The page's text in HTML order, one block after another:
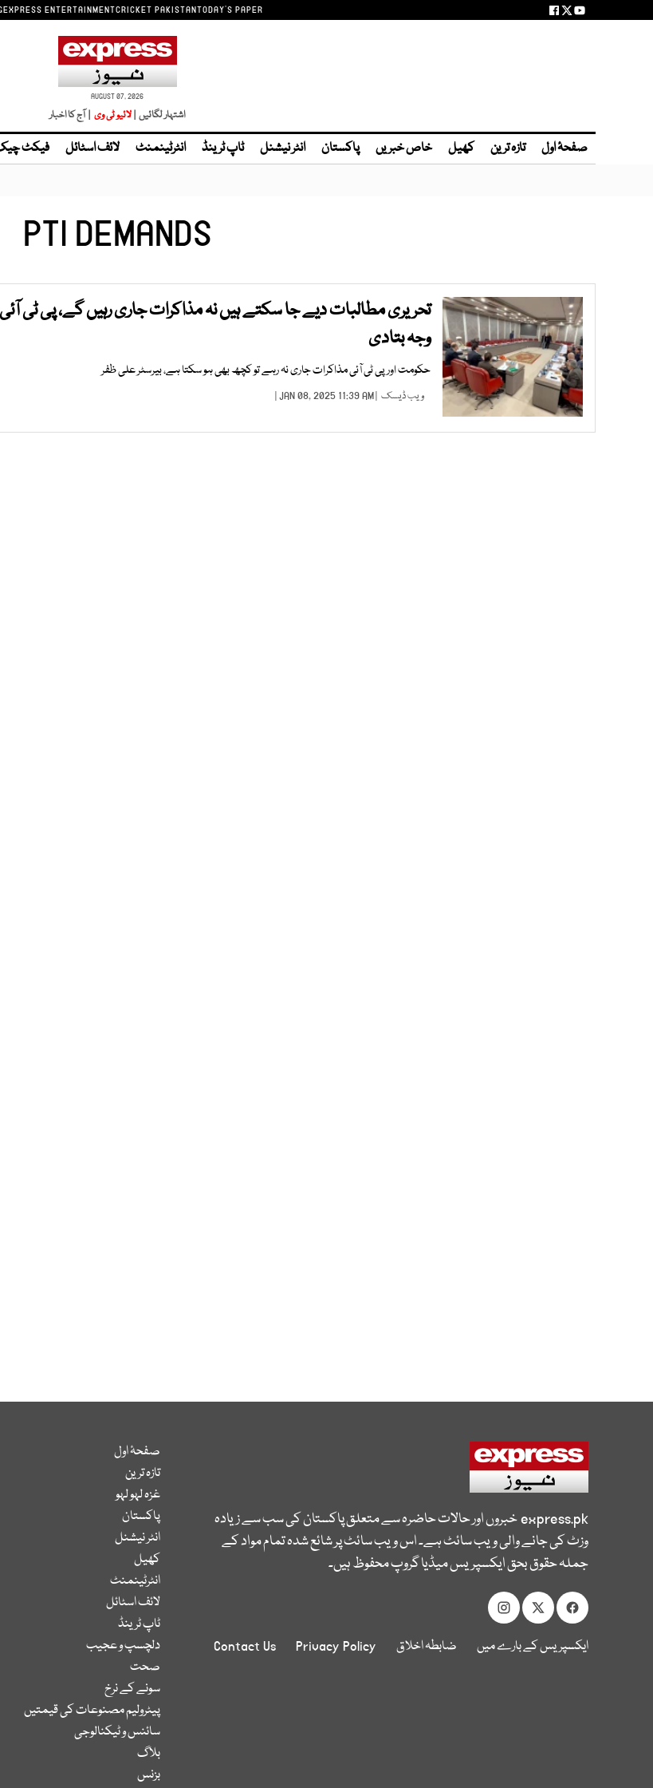
EXPRESS ENTERTAINMENTCRICKET PAKISTANTODAY'S PAPER
AUGUST 07, 2026
اشتہار لگائیں | | آج کا اخبار
صفحۂ اول تازہ ترین کھیل خاص خبریں پاکستان انٹر نیشنل ٹاپ ٹرینڈ انٹرٹینمنٹ لائف اسٹائل فیکٹ
PTI DEMANDS
تحریری مطالبات دیے جا سکتے ہیں نہ مذاکرات جاری رہیں گے، پی ٹی
وجہ بتادی
حکومت اور پی ٹی آئی مذاکرات جاری نہ رہے تو کچھ بھی ہو سکتا ہے، بیرسٹر علی ظفر
ویب ڈیسک | JAN 08, 2025 11:39 AM |
express.pkخبروں اور حالات حاضرہ سے متعلق پاکستان کی سب سے زیادہ
وزٹ کی جانے والی ویب سائٹ ہے۔ اس ویب سائٹ پر شائع شدہ تمام مواد کے
جملہ حقوق بحق ایکسپریس میڈیا گروپ محفوظ ہیں۔
ایکسپریس کے بارے میں ضابطہ اخلاق Privacy Policy
Contact Us
صفحۂ اول
تازہ ترین
غزہ لہو لہو
پاکستان
انٹر نیشنل
کھیل
انٹرٹینمنٹ
لائف اسٹائل
ٹاپ ٹرینڈ
دلچسپ و عجیب
صحت
سونے کے نرخ
پیٹرولیم مصنوعات کی قیمتیں
سائنس و ٹیکنالوجی
بلاگ
بزنس